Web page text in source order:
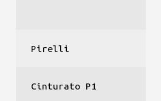
Pirelli
Cinturato P1